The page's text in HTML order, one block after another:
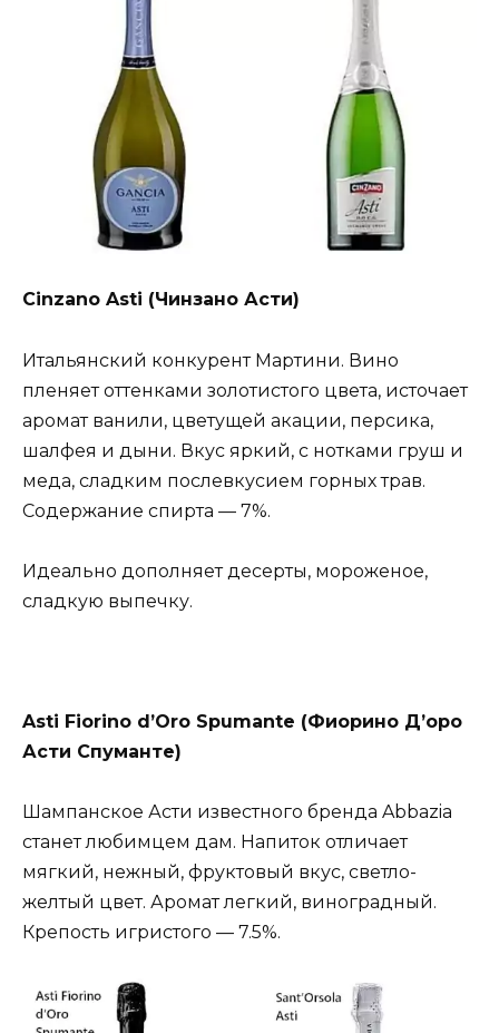
Cinzano Asti (Чинзано Асти)
Итальянский конкурент Мартини. Вино
пленяет оттенками золотистого цвета, источает
аромат ванили, цветущей акации, персика,
шалфея и дыни. Вкус яркий, с нотками груш и
меда, сладким послевкусием горных трав.
Содержание спирта — 7%.
Идеально дополняет десерты, мороженое,
сладкую выпечку.
Asti Fiorino d’Oro Spumante (Фиорино Д’оро
Асти Спуманте)
Шампанское Асти известного бренда Abbazia
станет любимцем дам. Напиток отличает
мягкий, нежный, фруктовый вкус, светло-
желтый цвет. Аромат легкий, виноградный.
Крепость игристого — 7.5%.